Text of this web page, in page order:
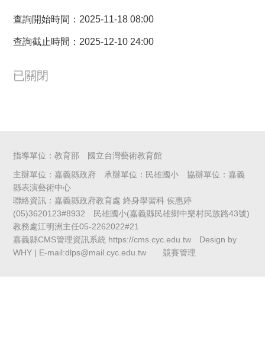
查詢開始時間：2025-11-18 08:00
查詢截止時間：2025-12-10 24:00
已關閉
指導單位：教育部 國立台灣藝術教育館
主辦單位：嘉義縣政府 承辦單位：民雄國小 協辦單位：嘉義
縣表演藝術中心
聯絡資訊：嘉義縣政府教育處 終身學習科 侯惠婷
(05)3620123#8932 民雄國小(嘉義縣民雄鄉中樂村民族路43號)
教務處江明洲主任05-2262022#21
嘉義縣CMS管理資訊系統 https://cms.cyc.edu.tw Design by
WHY | E-mail:dlps@mail.cyc.edu.tw競賽管理